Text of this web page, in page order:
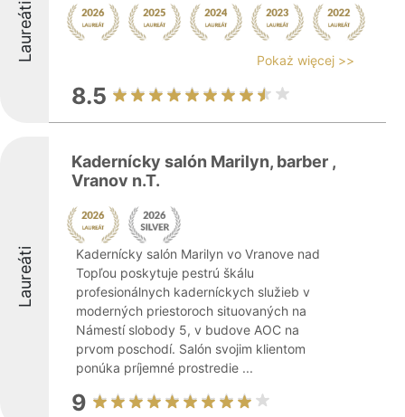
Laureáti Pokaż więcej >>
8.5
Laureáti
Kadernícky salón Marilyn, barber ,
Vranov n.T.
Kadernícky salón Marilyn vo Vranove nad
Topľou poskytuje pestrú škálu
profesionálnych kaderníckych služieb v
moderných priestoroch situovaných na
Námestí slobody 5, v budove AOC na
prvom poschodí. Salón svojim klientom
ponúka príjemné prostredie ...
9